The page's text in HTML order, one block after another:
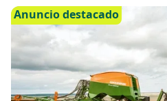
Anuncio destacado